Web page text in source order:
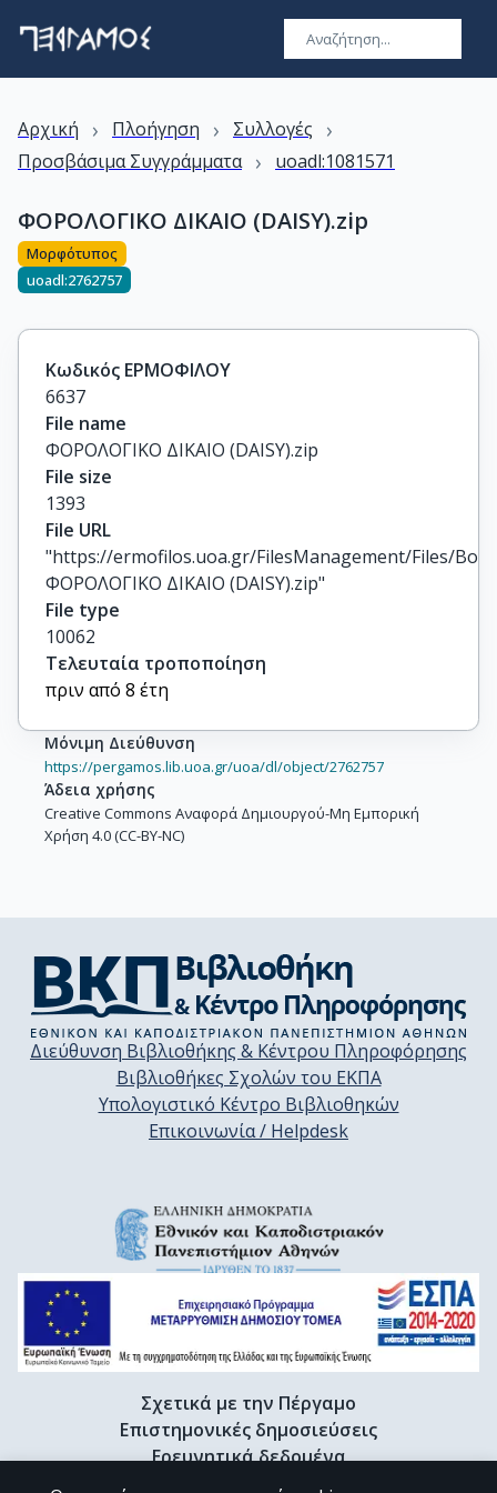
Αρχική › Πλοήγηση › Συλλογές ›
Προσβάσιμα Συγγράμματα › uoadl:1081571
ΦΟΡΟΛΟΓΙΚΟ ΔΙΚΑΙΟ (DAISY).zip
Μορφότυπος
uoadl:2762757
Κωδικός ΕΡΜΟΦΙΛΟΥ
6637
File name
ΦΟΡΟΛΟΓΙΚΟ ΔΙΚΑΙΟ (DAISY).zip
File size
1393
File URL
"https://ermofilos.uoa.gr/FilesManagement/Files/
ΦΟΡΟΛΟΓΙΚΟ ΔΙΚΑΙΟ (DAISY).zip"
File type
10062
Τελευταία τροποποίηση
πριν από 8 έτη
Μόνιμη Διεύθυνση
https://pergamos.lib.uoa.gr/uoa/dl/object/2762757
Άδεια χρήσης
Creative Commons Αναφορά Δημιουργού-Μη Εμπορική
Χρήση 4.0 (CC-BY-NC)
Διεύθυνση Βιβλιοθήκης & Κέντρου Πληροφόρησης
Βιβλιοθήκες Σχολών του ΕΚΠΑ
Υπολογιστικό Κέντρο Βιβλιοθηκών
Επικοινωνία / Helpdesk
Σχετικά με την Πέργαμο
Επιστημονικές δημοσιεύσεις
Ερευνητικά δεδομένα
Διδακτορικές διατριβές & Γκρίζα βιβλιογραφία